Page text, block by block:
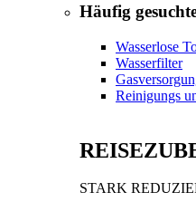
Häufig
Wasserlose
Wasserfilter
Reinigungs
STARK